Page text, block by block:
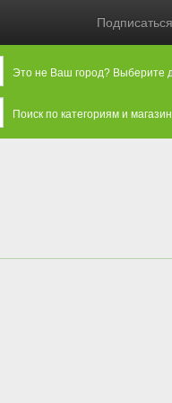
Подписаться
Это не Ваш город? Выберите
Поиск по категориям и